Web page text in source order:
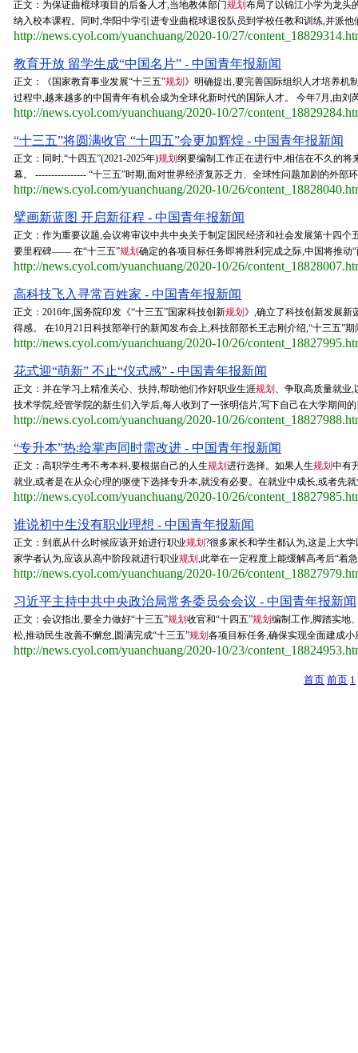
正文：为保证曲棍球项目的后备人才,当地教体部门规划 布局了以锦江小学为龙头
纳入校本课程。同时,华阳中学引进专业曲棍球退役队员到学校任教和训练,并派
http://news.cyol.com/yuanchuang/2020-10/27/
教育开放 留学生成“中国名片” - 中国青年报新闻
正文：《国家教育事业发展“十三五”规划 》明确提出,要完善国际组织人才培养机
过程中,越来越多的中国青年有机会成为全球化新时代的国际人才。 今年7月,由
http://news.cyol.com/yuanchuang/2020-10/27/
“十三五”将圆满收官 “十四五”会更加辉煌 - 中国青年报新闻
正文：同时,“十四五”(2021-2025年)规划 纲要编制工作正在进行中,相信在不久的
幕。 ---------------- “十三五”时期,面对世界经济复苏乏力、全球性问题加剧的外部
http://news.cyol.com/yuanchuang/2020-10/26/
擘画新蓝图 开启新征程 - 中国青年报新闻
正文：作为重要议题,会议将审议中共中央关于制定国民经济和社会发展第十四个
要里程碑—— 在“十三五”规划 确定的各项目标任务即将胜利完成之际,中国将推动
http://news.cyol.com/yuanchuang/2020-10/26/
高科技飞入寻常百姓家 - 中国青年报新闻
正文：2016年,国务院印发《“十三五”国家科技创新规划 》,确立了科技创新发展新
得感。 在10月21日科技部举行的新闻发布会上,科技部部长王志刚介绍,“十三五”
http://news.cyol.com/yuanchuang/2020-10/26/
花式迎“萌新” 不止“仪式感” - 中国青年报新闻
正文：并在学习上精准关心、扶持,帮助他们作好职业生涯规划 、争取高质量就业,
技术学院,经管学院的新生们入学后,每人收到了一张明信片,写下自己在大学期间
http://news.cyol.com/yuanchuang/2020-10/26/
“专升本”热:给掌声同时需改进 - 中国青年报新闻
正文：高职学生考不考本科,要根据自己的人生规划 进行选择。如果人生规划 中有
就业,或者是在从众心理的驱使下选择专升本,就没有必要。在就业中成长,或者先
http://news.cyol.com/yuanchuang/2020-10/26/
谁说初中生没有职业理想 - 中国青年报新闻
正文：到底从什么时候应该开始进行职业规划 ?很多家长和学生都认为,这是上大
家学者认为,应该从高中阶段就进行职业规划 ,此举在一定程度上能缓解高考后“着
http://news.cyol.com/yuanchuang/2020-10/26/
习近平主持中共中央政治局常务委员会会议 - 中国青年报新闻
正文：会议指出,要全力做好“十三五”规划 收官和“十四五”规划 编制工作,脚踏实地
松,推动民生改善不懈怠,圆满完成“十三五”规划 各项目标任务,确保实现全面建成
http://news.cyol.com/yuanchuang/2020-10/23/
首页 前页 1